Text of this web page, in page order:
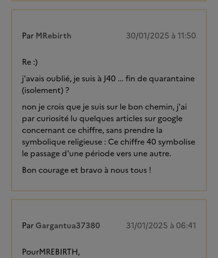
Par MRebirth 30/01/2025 à 11:50
Re :)
j'avais oublié, je suis à J40 ... fin de quarantaine
(isolement) ?
non je crois que je suis sur le bon chemin, j'ai
par curiosité lu quelques articles sur google
concernant ce chiffre, sans prendre la
symbolique religieuse : Ce chiffre 40 symbolise
le passage d'une période vers une autre.
Bon courage et bravo à nous tous !
Par Gargantua37380 31/01/2025 à 06:41
PourMREBIRTH,